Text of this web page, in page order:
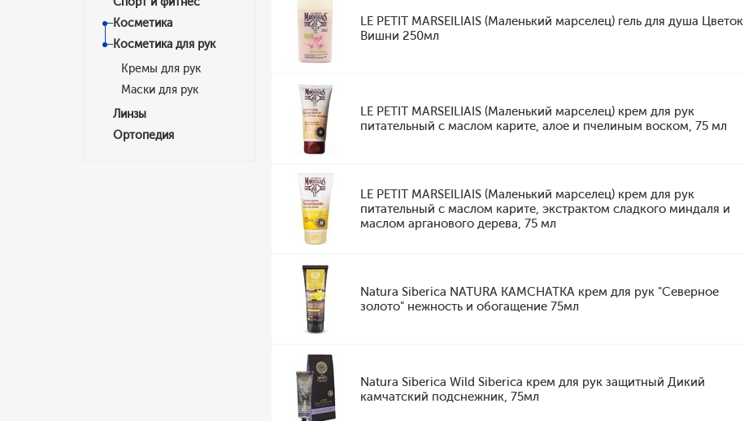
Косметика
Косметика для рук
Кремы для рук
Маски для рук
Линзы
Ортопедия
LE PETIT MARSEILIAIS (Маленький марселец) гель для душа Цветок
Вишни 250мл
LE PETIT MARSEILIAIS (Маленький марселец) крем для рук
питательный с маслом карите, алое и пчелиным воском, 75 мл
LE PETIT MARSEILIAIS (Маленький марселец) крем для рук
питательный с маслом карите, экстрактом сладкого миндаля и
маслом арганового дерева, 75 мл
Natura Siberica NATURA KAMCHATKA крем для рук "Северное
золото" нежность и обогащение 75мл
Natura Siberica Wild Siberica крем для рук защитный Дикий
камчатский подснежник, 75мл